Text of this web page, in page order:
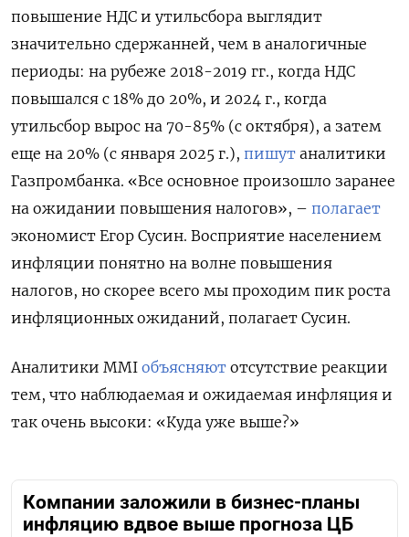
повышение НДС и утильсбора выглядит
значительно сдержанней, чем в аналогичные
периоды: на рубеже 2018-2019 гг., когда НДС
повышался с 18% до 20%, и 2024 г., когда
утильсбор вырос на 70-85% (с октября), а затем
еще на 20% (с января 2025 г.), пишут аналитики
Газпромбанка. «Все основное произошло заранее
на ожидании повышения налогов», – полагает
экономист Егор Сусин. Восприятие населением
инфляции понятно на волне повышения
налогов, но скорее всего мы проходим пик роста
инфляционных ожиданий, полагает Сусин.
Аналитики MMI объясняют отсутствие реакции
тем, что наблюдаемая и ожидаемая инфляция и
так очень высоки: «Куда уже выше?»
Компании заложили в бизнес-планы
инфляцию вдвое выше прогноза ЦБ